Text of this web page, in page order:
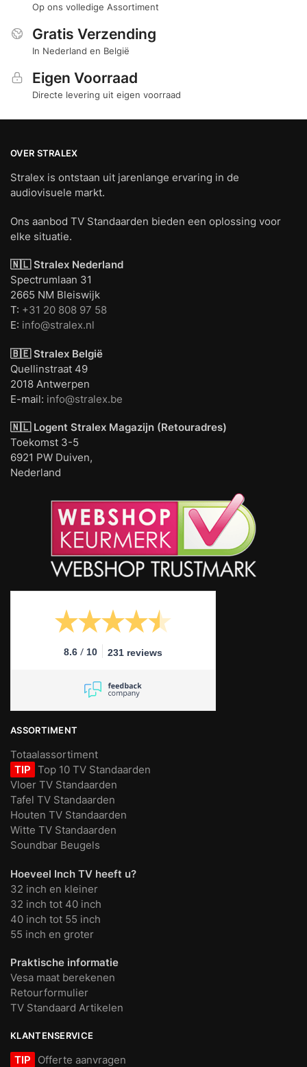
Op ons volledige Assortiment
Gratis Verzending
In Nederland en België
Eigen Voorraad
Directe levering uit eigen voorraad
OVER STRALEX
Stralex is ontstaan uit jarenlange ervaring in de
audiovisuele markt.
Ons aanbod TV Standaarden bieden een oplossing voor
elke situatie.
🇳🇱 Stralex Nederland
Spectrumlaan 31
2665 NM Bleiswijk
T: +31 20 808 97 58
E: info@stralex.nl
🇧🇪 Stralex België
Quellinstraat 49
2018 Antwerpen
E-mail: info@stralex.be
🇳🇱 Logent Stralex Magazijn (Retouradres)
Toekomst 3-5
6921 PW Duiven,
Nederland
8.6 / 10 231 reviews
ASSORTIMENT
Totaalassortiment
TIP Top 10 TV Standaarden
Vloer TV Standaarden
Tafel TV Standaarden
Houten TV Standaarden
Witte TV Standaarden
Soundbar Beugels
Hoeveel Inch TV heeft u?
32 inch en kleiner
32 inch tot 40 inch
40 inch tot 55 inch
55 inch en groter
Praktische informatie
Vesa maat berekenen
Retourformulier
TV Standaard Artikelen
KLANTENSERVICE
TIP
Offerte aanvragen